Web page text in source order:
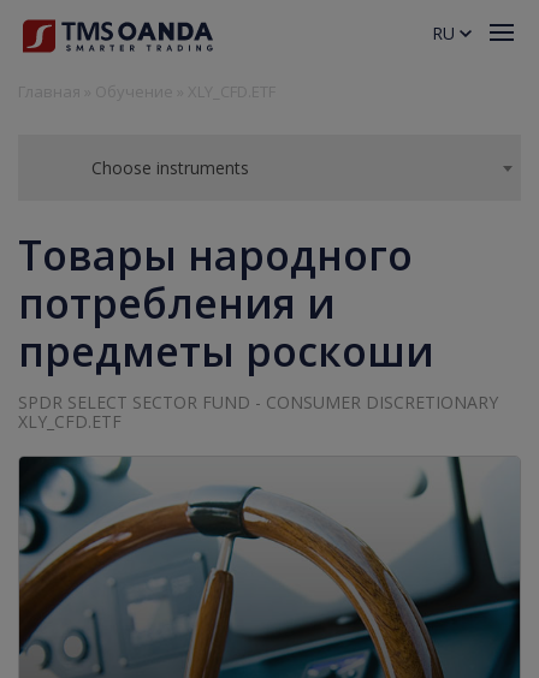
Choose instruments
Товары народного
потребления и
предметы роскоши
SPDR SELECT SECTOR FUND - CONSUMER DISCRETIONARY
XLY_CFD.ETF
RU